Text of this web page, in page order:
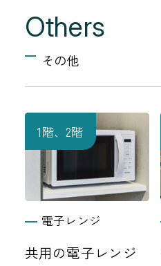
Others
その他
1階、2階
電子レンジ
共用の電子レンジ